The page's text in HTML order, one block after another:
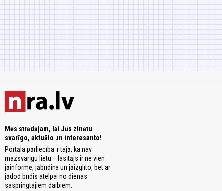
Mēs strādājam, lai Jūs zinātu
svarīgo, aktuālo un interesanto!
Portāla pārliecība ir tajā, ka nav
mazsvarīgu lietu – lasītājs ir ne vien
jāinformē, jābrīdina un jāizglīto, bet arī
jādod brīdis atelpai no dienas
saspringtajiem darbiem.